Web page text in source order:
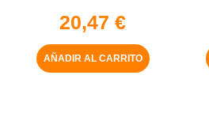
20,47 €
AÑADIR AL CARRITO